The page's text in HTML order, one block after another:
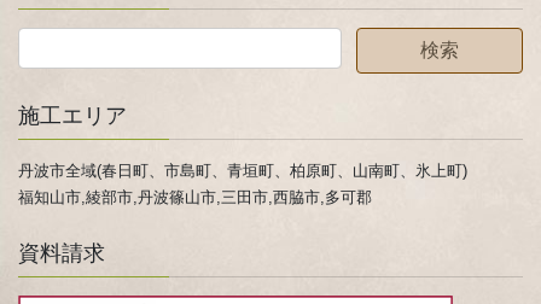
施工エリア
丹波市全域(春日町、市島町、青垣町、柏原町、山南町、氷上町)
福知山市,綾部市,丹波篠山市,三田市,西脇市,多可郡
資料請求